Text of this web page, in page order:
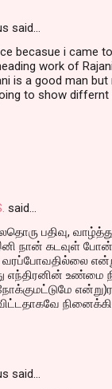
said…
becasue i came
work of
is a good man but
to show differnt
said…
பதிவு,
நான் கடவுள்
வரப்போவதில்லை
எந்திரனின் உண்மை
said…